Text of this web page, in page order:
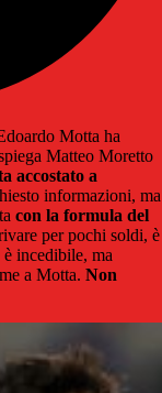
Motta ha
Matteo Moretto
accostato a
informazioni, ma
con la formula del
per pochi soldi, è
incedibile, ma
a Motta. Non